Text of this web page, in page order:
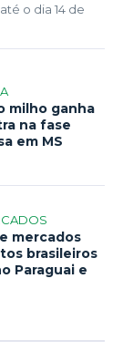
o dia 14 de
milho ganha
na fase
em MS
mercados
brasileiros
Paraguai e